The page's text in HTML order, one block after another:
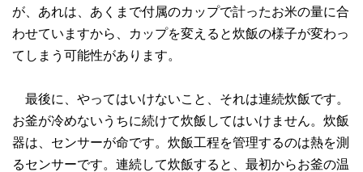
が、あれは、あくまで付属のカップで計ったお米の量に合
わせていますから、カップを変えると炊飯の様子が変わっ
てしまう可能性があります。
最後に、やってはいけないこと、それは連続炊飯です。
お釜が冷めないうちに続けて炊飯してはいけません。炊飯
器は、センサーが命です。炊飯工程を管理するのは熱を測
るセンサーです。連続して炊飯すると、最初からお釜の温